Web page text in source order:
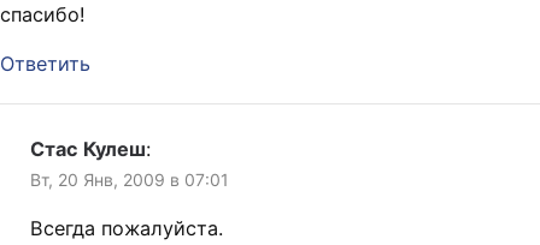
спасибо!
Ответить
Стас Кулеш:
Вт, 20 Янв, 2009 в 07:01
Всегда пожалуйста.